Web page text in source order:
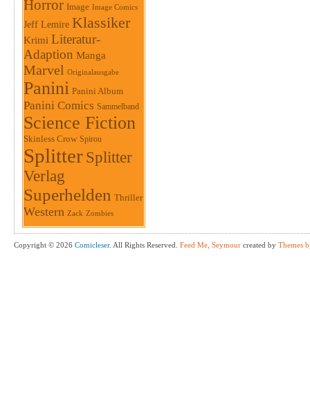
Horror Image Image Comics
Jeff Lemire Klassiker
Krimi Literatur-
Adaption Manga
Marvel Originalausgabe
Panini Panini Album
Panini Comics Sammelband
Science Fiction
Skinless Crow Spirou
Splitter Splitter
Verlag
Superhelden Thriller
Western Zack Zombies
Copyright © 2026 Comicleser. All Rights Reserved. Feed Me, Seymour created by Themes